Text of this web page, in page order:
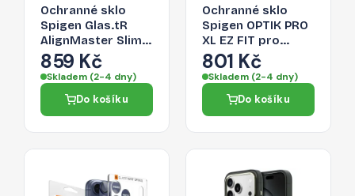
Ochranné sklo
Spigen Glas.tR
AlignMaster Slim
3-Pack pro iPhone
17 Pro Max -
transparentní
859 Kč
Skladem (2-4 dny)
Do košíku
Ochranné sklo
Spigen OPTIK PRO
XL EZ FIT pro
iPhone 17 Pro Max -
stříbrné
801 Kč
Skladem (2-4 dny)
Do košíku